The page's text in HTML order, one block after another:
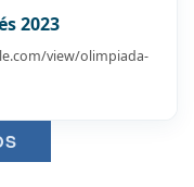
2023
view/olimpiada-